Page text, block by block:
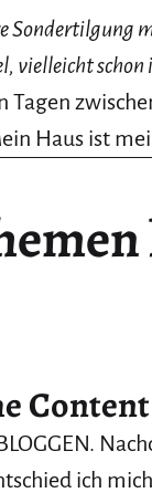
Sondertilgung
vielleicht schon
Tagen
Haus ist
ich